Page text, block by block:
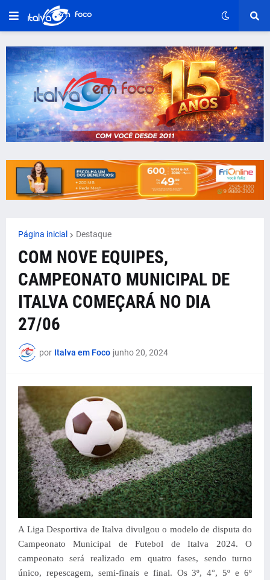
Página inicial Destaque
COM NOVE EQUIPES,
CAMPEONATO MUNICIPAL DE
ITALVA COMEÇARÁ NO DIA
27/06
por Italva em Foco junho 20, 2024
A Liga Desportiva de Italva divulgou o modelo de disputa do
Campeonato Municipal de Futebol de Italva 2024. O
campeonato será realizado em quatro fases, sendo turno
único, repescagem, semi-finais e final. Os 3º, 4°, 5º e 6º